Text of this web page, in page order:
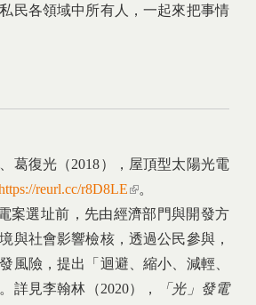
民各領域中所有人，一起來把事情
葛復光（2018），屋頂型太陽光電
reurl.cc/r8D8LE(link is external)
。
案選址前，先由經濟部門與開發方
與社會影響檢核，透過公民參與，
風險，提出「迴避、縮小、減輕、
詳見李翰林（2020），
「光」發電